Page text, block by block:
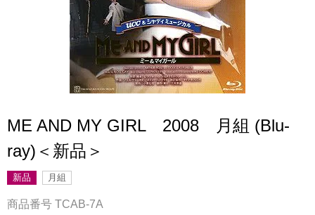
ME AND MY GIRL 2008 月組 (Blu-
ray)＜新品＞
新品 月組
商品番号 TCAB-7A